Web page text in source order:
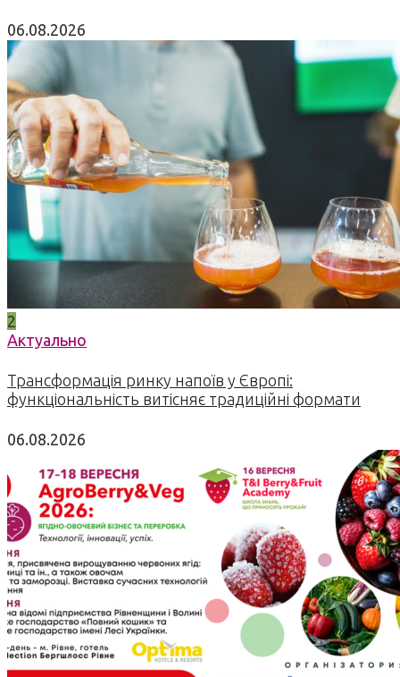
06.08.2026
2
Актуально
Трансформація ринку напоїв у Європі:
функціональність витісняє традиційні формати
06.08.2026